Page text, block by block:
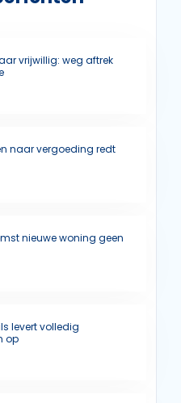
vrijwillig: weg aftrek
naar vergoeding redt
nieuwe woning geen
levert volledig
op